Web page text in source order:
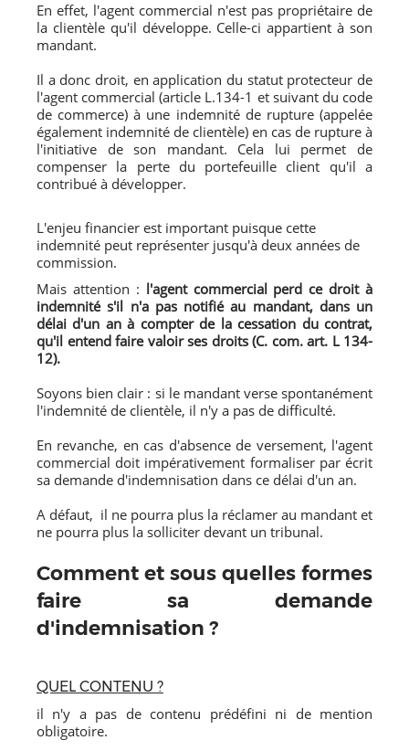
En effet, l'agent commercial n'est pas propriétaire de
la clientèle qu'il développe. Celle-ci appartient à son
mandant.
Il a donc droit, en application du statut protecteur de
l'agent commercial (article L.134-1 et suivant du code
de commerce) à une indemnité de rupture (appelée
également indemnité de clientèle) en cas de rupture à
l'initiative de son mandant. Cela lui permet de
compenser la perte du portefeuille client qu'il a
contribué à développer.
L'enjeu financier est important puisque cette
indemnité peut représenter jusqu'à deux années de
commission.
Mais attention : l'agent commercial perd ce droit à
indemnité s'il n'a pas notifié au mandant, dans un
délai d'un an à compter de la cessation du contrat,
qu'il entend faire valoir ses droits (C. com. art. L 134-
12).
Soyons bien clair : si le mandant verse spontanément
l'indemnité de clientèle, il n'y a pas de difficulté.
En revanche, en cas d'absence de versement, l'agent
commercial doit impérativement formaliser par écrit
sa demande d'indemnisation dans ce délai d'un an.
A défaut, il ne pourra plus la réclamer au mandant et
ne pourra plus la solliciter devant un tribunal.
Comment et sous quelles formes
faire sa demande
d'indemnisation ?
QUEL CONTENU ?
il n'y a pas de contenu prédéfini ni de mention
obligatoire.